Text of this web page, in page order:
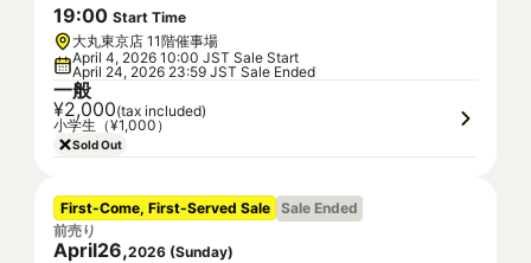
19:00 Start Time
大丸東京店 11階催事場
April 4, 2026 10:00 JST Sale Start
April 24, 2026 23:59 JST Sale Ended
一般
¥2,000(tax included)
小学生（¥1,000）
Sold Out
First-Come, First-Served Sale Sale Ended
前売り
April26,2026 (Sunday)